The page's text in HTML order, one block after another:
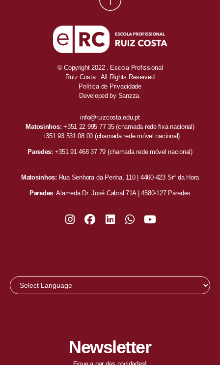
© Copyright 2022 . Escola Profissional
Ruiz Costa . All Rights Reserved
Política de Privacidade
Developed by Sanzza.
info@ruizcosta.edu.pt
Matosinhos: +351 22 995 77 35(chamada rede fixa nacional)
+351 93 531 08 00 (chamada rede móvel nacional)
Paredes: +351 91 468 37 79 (chamada rede móvel nacional)
Matosinhos: Rua Senhora da Penha, 110 | 4460-423 Srª da Hora
Paredes: Alameda Dr. José Cabral 71A | 4580-127 Paredes
Newsletter